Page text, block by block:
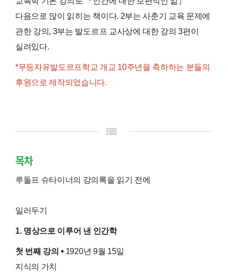
다음으로 많이 읽히는 책이다. 2부는 사춘기 교육 문제에
관한 강의, 3부는 발도르프 교사상에 대한 강의 3편이
실려있다.
*무등자유발도르프학교 개교 10주년을 축하하는 분들의
후원으로 제작되었습니다.
목차
루돌프 슈타이너의 강의록을 읽기 전에
일러두기
1. 명상으로 이루어 낸 인간학
첫 번째 강의 ⦁ 1920년 9월 15일
지식의 가치